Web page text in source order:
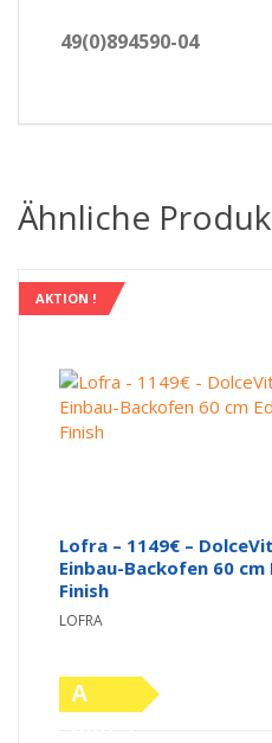
49(0)894590-04
Ähnliche
AKTION !
Lofra – 1149€ –
Einbau-Backofen 60
Finish
LOFRA
A